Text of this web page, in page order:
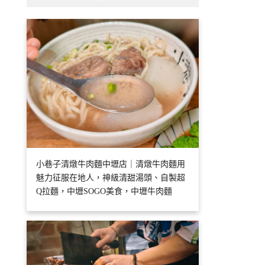
小巷子清燉牛肉麵中壢店｜清燉牛肉麵用
魅力征服在地人，神級清甜湯頭、自製超
Q拉麵，中壢SOGO美食，中壢牛肉麵